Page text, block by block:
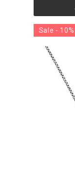
Sale - 10%